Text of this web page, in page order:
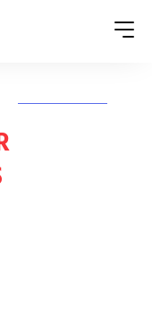
?